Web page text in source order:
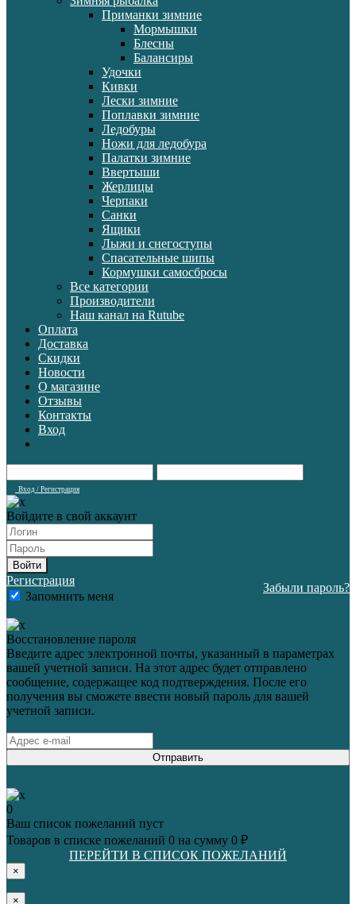
Приманки зимние
Мормышки
Блесны
Балансиры
Удочки
Кивки
Лески зимние
Поплавки зимние
Ледобуры
Ножи для ледобура
Палатки зимние
Ввертыши
Жерлицы
Черпаки
Санки
Ящики
Лыжи и снегоступы
Спасательные шипы
Кормушки самосбросы
Все категории
Производители
Наш канал на Rutube
Оплата
Доставка
Скидки
Новости
О магазине
Отзывы
Контакты
Вход
Вход / Регистрация
Войдите в свой аккаунт
Войти
Регистрация
Запомнить меня
Забыли пароль?
Восстановление пароля
Введите адрес электронной почты, указанный в параметрах
вашей учетной записи. На этот адрес будет отправлено
сообщение, содержащее код подтверждения. После его
получения вы сможете ввести новый пароль для вашей
учетной записи.
Отправить
0
Ваш список пожеланий пуст
Товаров в списке пожеланий 0 на сумму 0 ₽
ПЕРЕЙТИ В СПИСОК ПОЖЕЛАНИЙ
×
×